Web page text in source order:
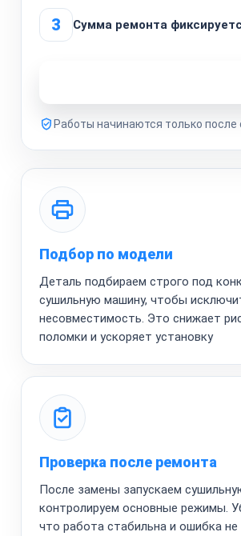
3 Сумма ремонта
Работы начинаются только после
Подбор по модели
Деталь подбираем строго под
сушильную машину, чтобы
несовместимость. Это снижает
поломки и ускоряет установку
Проверка после ремонта
После замены запускаем
контролируем основные режимы.
что работа стабильна и ошибка не